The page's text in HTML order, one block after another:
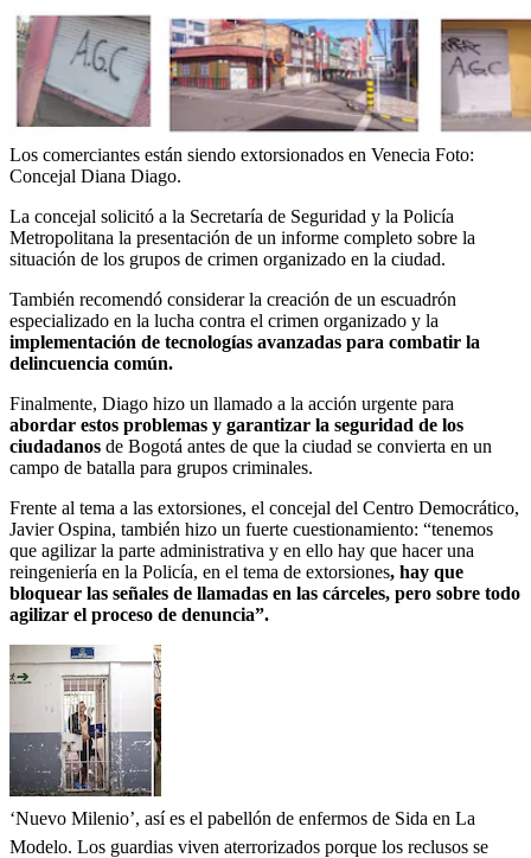
Los comerciantes están siendo extorsionados en Venecia Foto:
Concejal Diana Diago.
La concejal solicitó a la Secretaría de Seguridad y la Policía
Metropolitana la presentación de un informe completo sobre la
situación de los grupos de crimen organizado en la ciudad.
También recomendó considerar la creación de un escuadrón
especializado en la lucha contra el crimen organizado y la
implementación de tecnologías avanzadas para combatir la
delincuencia común.
Finalmente, Diago hizo un llamado a la acción urgente para
abordar estos problemas y garantizar la seguridad de los
ciudadanos de Bogotá antes de que la ciudad se convierta en un
campo de batalla para grupos criminales.
Frente al tema a las extorsiones, el concejal del Centro Democrático,
Javier Ospina, también hizo un fuerte cuestionamiento: “tenemos
que agilizar la parte administrativa y en ello hay que hacer una
reingeniería en la Policía, en el tema de extorsiones, hay que
bloquear las señales de llamadas en las cárceles, pero sobre todo
agilizar el proceso de denuncia”.
‘Nuevo Milenio’, así es el pabellón de enfermos de Sida en La
Modelo. Los guardias viven aterrorizados porque los reclusos se